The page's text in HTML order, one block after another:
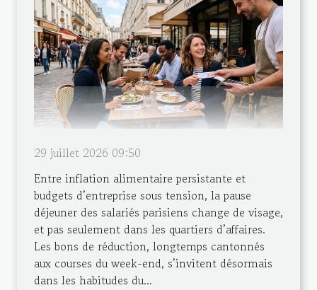
29 juillet 2026 09:50
Entre inflation alimentaire persistante et
budgets d’entreprise sous tension, la pause
déjeuner des salariés parisiens change de visage,
et pas seulement dans les quartiers d’affaires.
Les bons de réduction, longtemps cantonnés
aux courses du week-end, s’invitent désormais
dans les habitudes du...